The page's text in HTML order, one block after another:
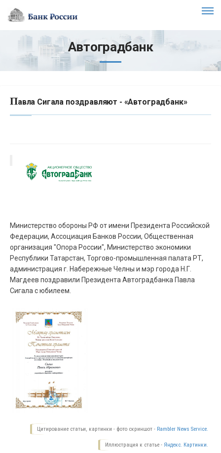
Автоградбанк
Павла Сигала поздравляют - «Автоградбанк»
Министерство обороны РФ от имени Президента Российской
Федерации, Ассоциация Банков России, Общественная
организация "Опора России", Министерство экономики
Республики Татарстан, Торгово-промышленная палата РТ,
администрация г. Набережные Челны и мэр города Н.Г.
Магдеев поздравили Президента Автоградбанка Павла
Сигала с юбилеем.
Цитирование статьи, картинки - фото скриншот - Rambler News Service.
Иллюстрация к статье - Яндекс. Картинки.